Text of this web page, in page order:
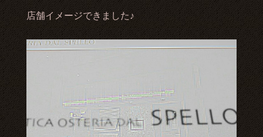
店舗イメージできました♪